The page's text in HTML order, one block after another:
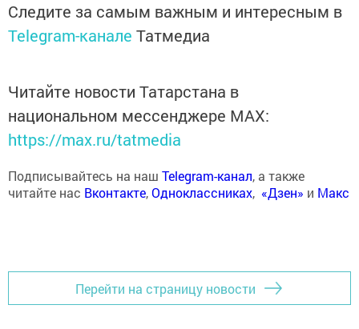
Следите за самым важным и интересным в
Telegram-канале Татмедиа
Читайте новости Татарстана в
национальном мессенджере MАХ:
https://max.ru/tatmedia
Подписывайтесь на наш Telegram-канал, а также
читайте нас Вконтакте,Одноклассниках, «Дзен» и Макс
Перейти на страницу новости